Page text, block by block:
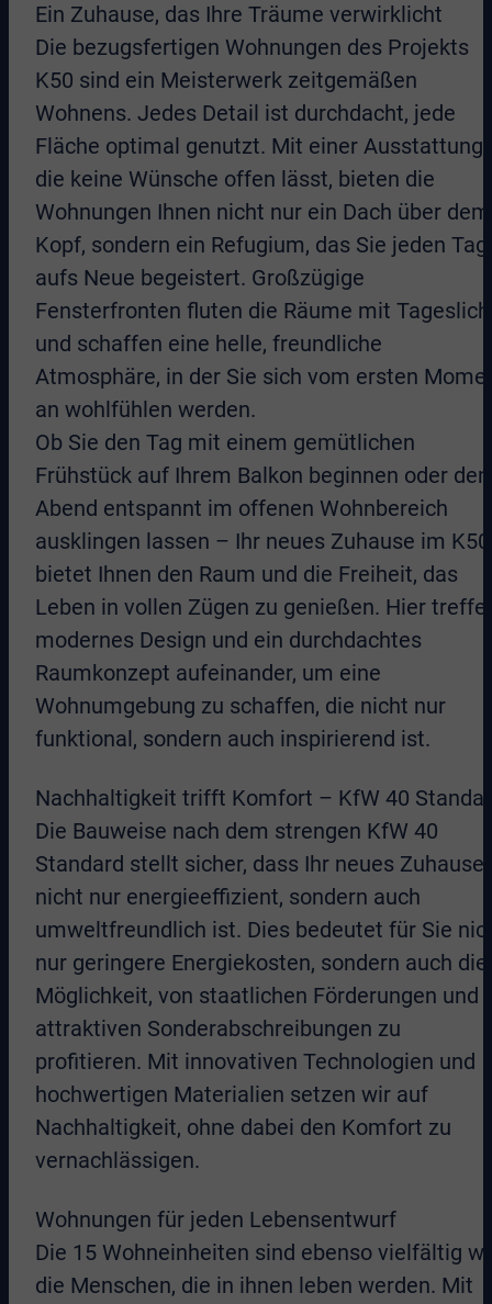
Ein Zuhause, das Ihre Träume verwirklicht
Die bezugsfertigen Wohnungen des Projekts
K50 sind ein Meisterwerk zeitgemäßen
Wohnens. Jedes Detail ist durchdacht, jede
Fläche optimal genutzt. Mit einer Ausstattung,
die keine Wünsche offen lässt, bieten die
Wohnungen Ihnen nicht nur ein Dach über dem
Kopf, sondern ein Refugium, das Sie jeden Tag
aufs Neue begeistert. Großzügige
Fensterfronten fluten die Räume mit
und schaffen eine helle, freundliche
Atmosphäre, in der Sie sich vom ersten
an wohlfühlen werden.
Ob Sie den Tag mit einem gemütlichen
Frühstück auf Ihrem Balkon beginnen oder den
Abend entspannt im offenen Wohnbereich
ausklingen lassen – Ihr neues Zuhause im K50
bietet Ihnen den Raum und die Freiheit, das
Leben in vollen Zügen zu genießen. Hier
modernes Design und ein durchdachtes
Raumkonzept aufeinander, um eine
Wohnumgebung zu schaffen, die nicht nur
funktional, sondern auch inspirierend ist.
Nachhaltigkeit trifft Komfort – KfW 40
Die Bauweise nach dem strengen KfW 40
Standard stellt sicher, dass Ihr neues Zuhause
nicht nur energieeffizient, sondern auch
umweltfreundlich ist. Dies bedeutet für Sie
nur geringere Energiekosten, sondern auch die
Möglichkeit, von staatlichen Förderungen und
attraktiven Sonderabschreibungen zu
profitieren. Mit innovativen Technologien und
hochwertigen Materialien setzen wir auf
Nachhaltigkeit, ohne dabei den Komfort zu
vernachlässigen.
Wohnungen für jeden Lebensentwurf
Die 15 Wohneinheiten sind ebenso vielfältig
die Menschen, die in ihnen leben werden. Mit